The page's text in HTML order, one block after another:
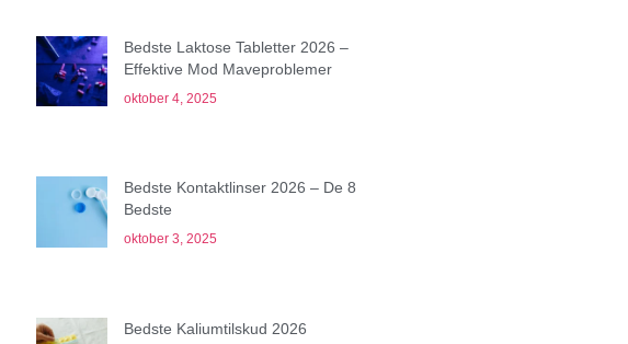
Bedste Laktose Tabletter 2026 –
Effektive Mod Maveproblemer
oktober 4, 2025
Bedste Kontaktlinser 2026 – De 8
Bedste
oktober 3, 2025
Bedste Kaliumtilskud 2026